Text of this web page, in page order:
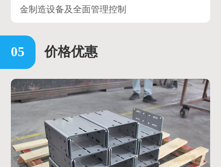
金制造设备及全面管理控制
价格优惠